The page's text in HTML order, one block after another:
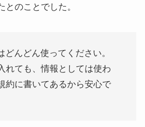
とのことでした。
どんどん使ってください。
れても、情報としては使わ
約に書いてあるから安心で